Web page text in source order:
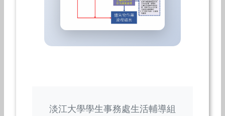
淡江大學學生事務處生活輔導組